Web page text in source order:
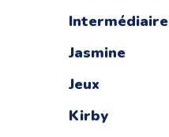
Intermédiaire
Jasmine
Jeux
Kirby